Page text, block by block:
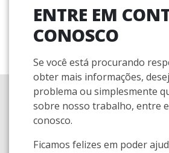
ENTRE EM
CONOSCO
Se você está procurando
obter mais informações,
problema ou simplesmente
sobre nosso trabalho, entre
conosco.
Ficamos felizes em poder